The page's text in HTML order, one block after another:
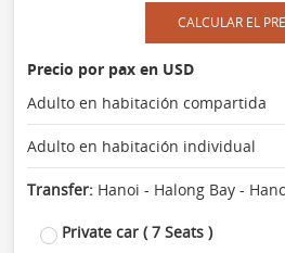
CALCULAR EL
Precio por pax en USD
Adulto en habitación compartida
Adulto en habitación individual
Transfer: Hanoi - Halong Bay -
Private car ( 7 Seats )